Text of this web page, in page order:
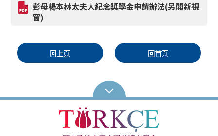
彭母楊本林太夫人紀念獎學金申請辦法(另開新視
窗)
回上頁 回首頁